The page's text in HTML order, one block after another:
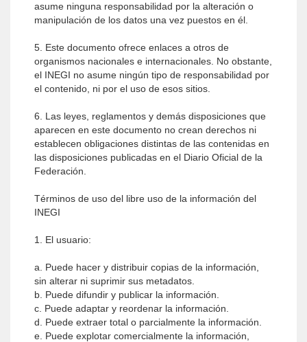
asume ninguna responsabilidad por la alteración o
manipulación de los datos una vez puestos en él.
5. Este documento ofrece enlaces a otros de
organismos nacionales e internacionales. No obstante,
el INEGI no asume ningún tipo de responsabilidad por
el contenido, ni por el uso de esos sitios.
6. Las leyes, reglamentos y demás disposiciones que
aparecen en este documento no crean derechos ni
establecen obligaciones distintas de las contenidas en
las disposiciones publicadas en el Diario Oficial de la
Federación.
Términos de uso del libre uso de la información del
INEGI
1. El usuario:
a. Puede hacer y distribuir copias de la información,
sin alterar ni suprimir sus metadatos.
b. Puede difundir y publicar la información.
c. Puede adaptar y reordenar la información.
d. Puede extraer total o parcialmente la información.
e. Puede explotar comercialmente la información,